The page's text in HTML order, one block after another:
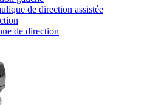
de direction assistée
de direction